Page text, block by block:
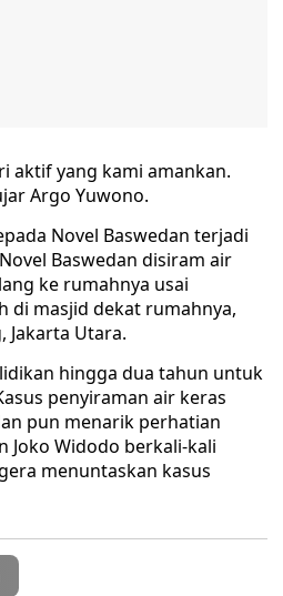
aktif yang kami amankan.
Argo Yuwono.
Novel Baswedan terjadi
Baswedan disiram air
ke rumahnya usai
di masjid dekat rumahnya,
Jakarta Utara.
hingga dua tahun untuk
penyiraman air keras
pun menarik perhatian
Joko Widodo berkali-kali
menuntaskan kasus